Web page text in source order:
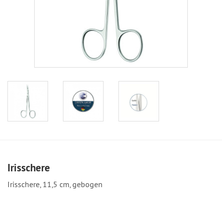
Irisschere
Irisschere, 11,5 cm, gebogen